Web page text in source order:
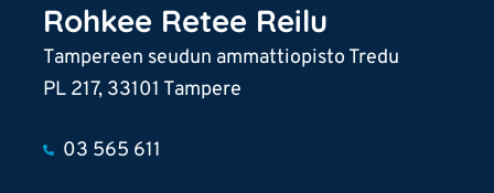
Rohkee Retee Reilu
Tampereen seudun ammattiopisto Tredu
PL 217, 33101 Tampere
03 565 611